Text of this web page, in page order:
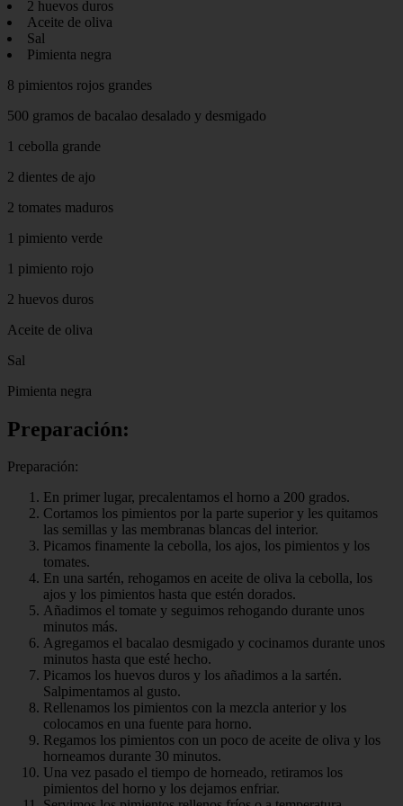
2 huevos duros
Aceite de oliva
Sal
Pimienta negra
8 pimientos rojos grandes
500 gramos de bacalao desalado y desmigado
1 cebolla grande
2 dientes de ajo
2 tomates maduros
1 pimiento verde
1 pimiento rojo
2 huevos duros
Aceite de oliva
Sal
Pimienta negra
Preparación:
Preparación:
En primer lugar, precalentamos el horno a 200 grados.
Cortamos los pimientos por la parte superior y les quitamos
las semillas y las membranas blancas del interior.
Picamos finamente la cebolla, los ajos, los pimientos y los
tomates.
En una sartén, rehogamos en aceite de oliva la cebolla, los
ajos y los pimientos hasta que estén dorados.
Añadimos el tomate y seguimos rehogando durante unos
minutos más.
Agregamos el bacalao desmigado y cocinamos durante unos
minutos hasta que esté hecho.
Picamos los huevos duros y los añadimos a la sartén.
Salpimentamos al gusto.
Rellenamos los pimientos con la mezcla anterior y los
colocamos en una fuente para horno.
Regamos los pimientos con un poco de aceite de oliva y los
horneamos durante 30 minutos.
Una vez pasado el tiempo de horneado, retiramos los
pimientos del horno y los dejamos enfriar.